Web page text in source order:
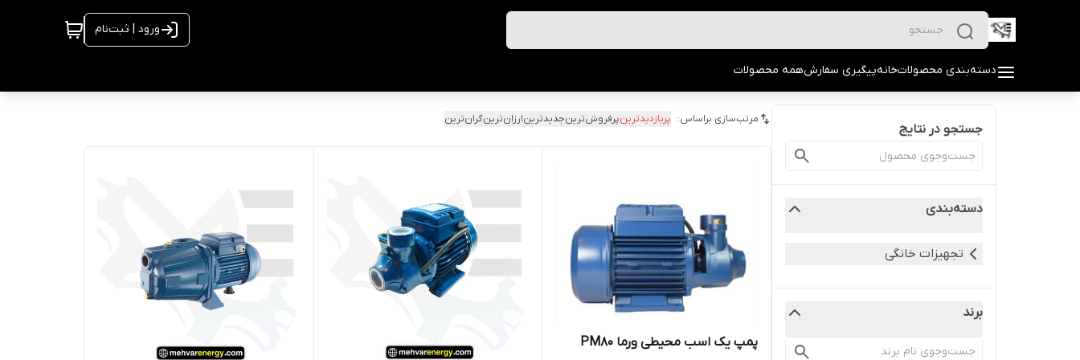
ورود | ثبت‌نام
دسته‌بندی محصولاتخانهپیگیری سفارشهمه محصولات
جستجو در نتایج
دسته‌بندی
تجهیزات خانگی
برند
مرتب‌سازی براساس: پربازدیدترینپرفروش‌ترینجدیدترینارزان‌ترینگران‌ترین
پمپ یک اسب محیطی ورما PM80